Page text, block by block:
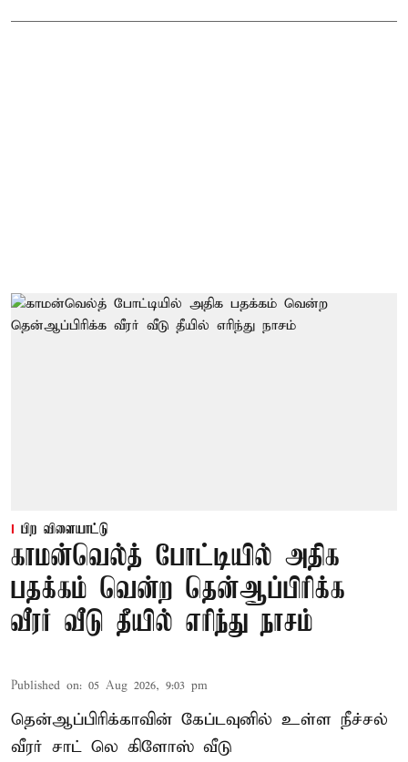
பிற விளையாட்டு
காமன்வெல்த் போட்டியில் அதிக
பதக்கம் வென்ற தென்ஆப்பிரிக்க
வீரர் வீடு தீயில் எரிந்து நாசம்
Published on: 05 Aug 2026, 9:03 pm
தென்ஆப்பிரிக்காவின் கேப்டவுனில் உள்ள நீச்சல்
வீரர் சாட் லெ கிளோஸ் வீடு